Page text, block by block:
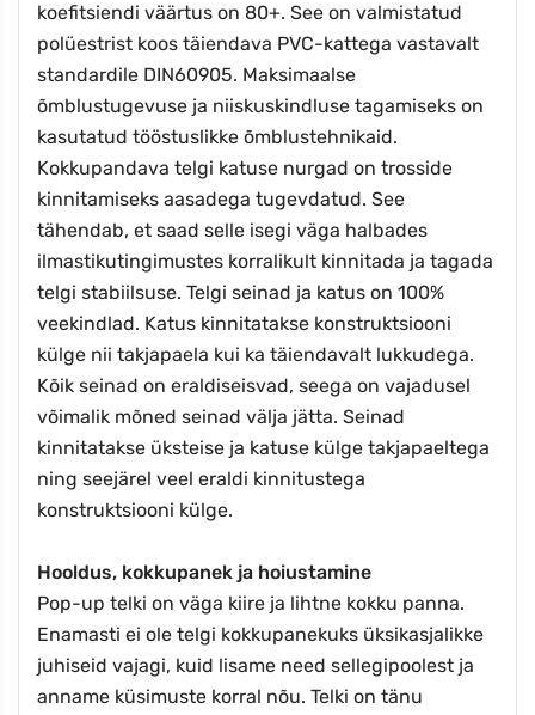
koefitsiendi väärtus on 80+. See on valmistatud
polüestrist koos täiendava PVC-kattega vastavalt
standardile DIN60905. Maksimaalse
õmblustugevuse ja niiskuskindluse tagamiseks on
kasutatud tööstuslikke õmblustehnikaid.
Kokkupandava telgi katuse nurgad on trosside
kinnitamiseks aasadega tugevdatud. See
tähendab, et saad selle isegi väga halbades
ilmastikutingimustes korralikult kinnitada ja tagada
telgi stabiilsuse. Telgi seinad ja katus on 100%
veekindlad. Katus kinnitatakse konstruktsiooni
külge nii takjapaela kui ka täiendavalt lukkudega.
Kõik seinad on eraldiseisvad, seega on vajadusel
võimalik mõned seinad välja jätta. Seinad
kinnitatakse üksteise ja katuse külge takjapaeltega
ning seejärel veel eraldi kinnitustega
konstruktsiooni külge.
Hooldus, kokkupanek ja hoiustamine
Pop-up telki on väga kiire ja lihtne kokku panna.
Enamasti ei ole telgi kokkupanekuks üksikasjalikke
juhiseid vajagi, kuid lisame need sellegipoolest ja
anname küsimuste korral nõu. Telki on tänu